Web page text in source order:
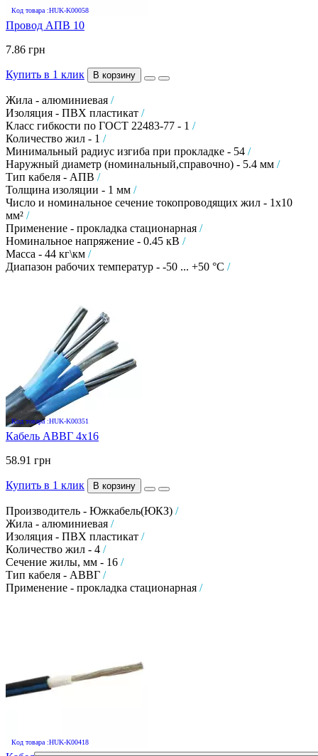
Код товара :HUK-K00058
Провод АПВ 10
7.86 грн
Купить в 1 клик В корзину
Жила - алюминиевая /
Изоляция - ПВХ пластикат /
Класс гибкости по ГОСТ 22483-77 - 1 /
Количество жил - 1 /
Минимальный радиус изгиба при прокладке - 54 /
Наружный диаметр (номинальный,справочно) - 5.4 мм /
Тип кабеля - АПВ /
Толщина изоляции - 1 мм /
Число и номинальное сечение токопроводящих жил - 1х10
мм² /
Применение - прокладка стационарная /
Номинальное напряжение - 0.45 кВ /
Масса - 44 кг\км /
Диапазон рабочих температур - -50 ... +50 °C /
Код товара :HUK-K00351
Кабель АВВГ 4х16
58.91 грн
Купить в 1 клик В корзину
Производитель - Южкабель(ЮКЗ) /
Жила - алюминиевая /
Изоляция - ПВХ пластикат /
Количество жил - 4 /
Сечение жилы, мм - 16 /
Тип кабеля - АВВГ /
Применение - прокладка стационарная /
Код товара :HUK-K00418